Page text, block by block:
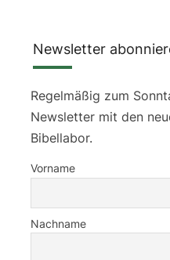
Newsletter
Regelmäßig zum
Newsletter mit den
Bibellabor.
Vorname
Nachname